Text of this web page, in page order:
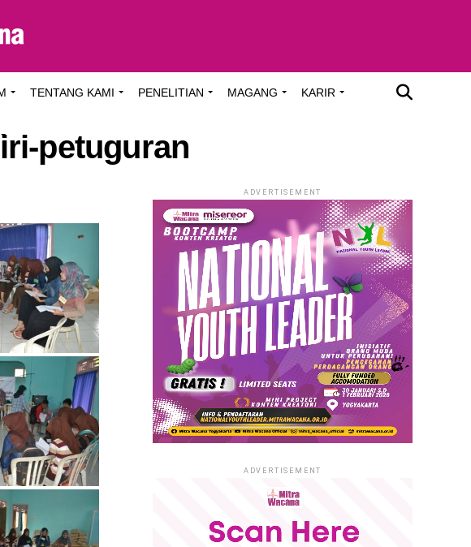
TENTANG KAMI PENELITIAN MAGANG KARIR
petuguran
ADVERTISEMENT
ADVERTISEMENT